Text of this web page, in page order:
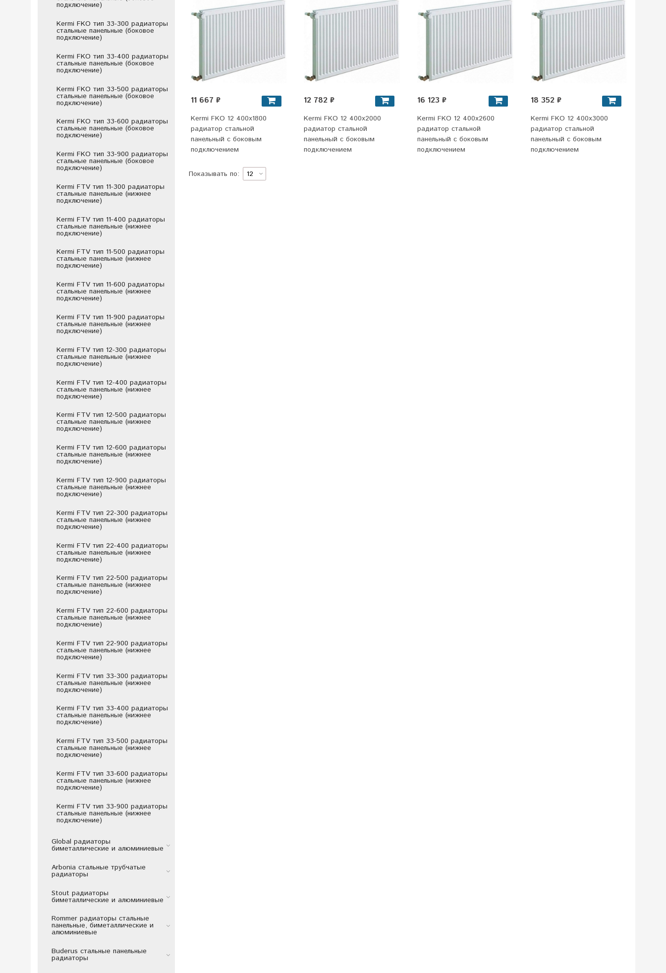
11 667 ₽
Kermi FKO 12 400x1800
радиатор стальной
панельный с боковым
подключением
12 782 ₽
Kermi FKO 12 400x2000
радиатор стальной
панельный с боковым
подключением
16 123 ₽
Kermi FKO 12 400х2600
радиатор стальной
панельный с боковым
подключением
18 352 ₽
Kermi FKO 12 400х3000
радиатор стальной
панельный с боковым
подключением
Показывать по:
подключение)
Kermi FKO тип 33-300 радиаторы
стальные панельные (боковое
подключение)
Kermi FKO тип 33-400 радиаторы
стальные панельные (боковое
подключение)
Kermi FKO тип 33-500 радиаторы
стальные панельные (боковое
подключение)
Kermi FKO тип 33-600 радиаторы
стальные панельные (боковое
подключение)
Kermi FKO тип 33-900 радиаторы
стальные панельные (боковое
подключение)
Kermi FTV тип 11-300 радиаторы
стальные панельные (нижнее
подключение)
Kermi FTV тип 11-400 радиаторы
стальные панельные (нижнее
подключение)
Kermi FTV тип 11-500 радиаторы
стальные панельные (нижнее
подключение)
Kermi FTV тип 11-600 радиаторы
стальные панельные (нижнее
подключение)
Kermi FTV тип 11-900 радиаторы
стальные панельные (нижнее
подключение)
Kermi FTV тип 12-300 радиаторы
стальные панельные (нижнее
подключение)
Kermi FTV тип 12-400 радиаторы
стальные панельные (нижнее
подключение)
Kermi FTV тип 12-500 радиаторы
стальные панельные (нижнее
подключение)
Kermi FTV тип 12-600 радиаторы
стальные панельные (нижнее
подключение)
Kermi FTV тип 12-900 радиаторы
стальные панельные (нижнее
подключение)
Kermi FTV тип 22-300 радиаторы
стальные панельные (нижнее
подключение)
Kermi FTV тип 22-400 радиаторы
стальные панельные (нижнее
подключение)
Kermi FTV тип 22-500 радиаторы
стальные панельные (нижнее
подключение)
Kermi FTV тип 22-600 радиаторы
стальные панельные (нижнее
подключение)
Kermi FTV тип 22-900 радиаторы
стальные панельные (нижнее
подключение)
Kermi FTV тип 33-300 радиаторы
стальные панельные (нижнее
подключение)
Kermi FTV тип 33-400 радиаторы
стальные панельные (нижнее
подключение)
Kermi FTV тип 33-500 радиаторы
стальные панельные (нижнее
подключение)
Kermi FTV тип 33-600 радиаторы
стальные панельные (нижнее
подключение)
Kermi FTV тип 33-900 радиаторы
стальные панельные (нижнее
подключение)
Global радиаторы
биметаллические и алюминиевые
Arbonia стальные трубчатые
радиаторы
Stout радиаторы
биметаллические и алюминиевые
Rommer радиаторы стальные
панельные, биметаллические и
алюминиевые
Buderus стальные панельные
радиаторы